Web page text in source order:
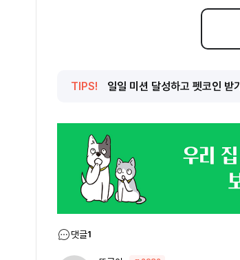
TIPS! 일일 미션 달성하고 펫코인 받기
댓글1